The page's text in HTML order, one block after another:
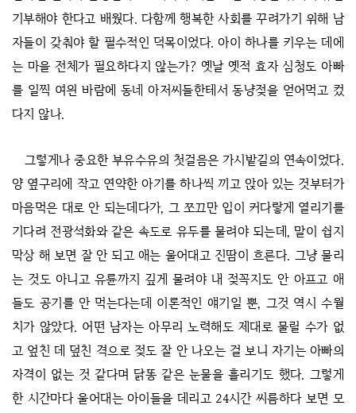
기부해야 한다고 배웠다. 다함께 행복한 사회를 꾸려가기 위해 남
자들이 갖춰야 할 필수적인 덕목이었다. 아이 하나를 키우는 데에
는 마을 전체가 필요하다지 않는가? 옛날 옛적 효자 심청도 아빠
를 일찍 여읜 바람에 동네 아저씨들한테서 동냥젖을 얻어먹고 컸
다지 않나.
그렇게나 중요한 부유수유의 첫걸음은 가시밭길의 연속이었다.
양 옆구리에 작고 연약한 아기를 하나씩 끼고 앉아 있는 것부터가
마음먹은 대로 안 되는데다가, 그 쪼끄만 입이 커다랗게 열리기를
기다려 전광석화와 같은 속도로 유두를 물려야 되는데, 말이 쉽지
막상 해 보면 잘 안 되고 애는 울어대고 진땀이 흐른다. 그냥 물리
는 것도 아니고 유륜까지 깊게 물려야 내 젖꼭지도 안 아프고 애
들도 공기를 안 먹는다는데 이론적인 얘기일 뿐, 그것 역시 수월
치가 않았다. 어떤 남자는 아무리 노력해도 제대로 물릴 수가 없
고 엎친 데 덮친 격으로 젖도 잘 안 나오는 걸 보니 자기는 아빠의
자격이 없는 것 같다며 닭똥 같은 눈물을 흘리기도 했다. 그렇게
한 시간마다 울어대는 아이들을 데리고 24시간 씨름하다 보면 모